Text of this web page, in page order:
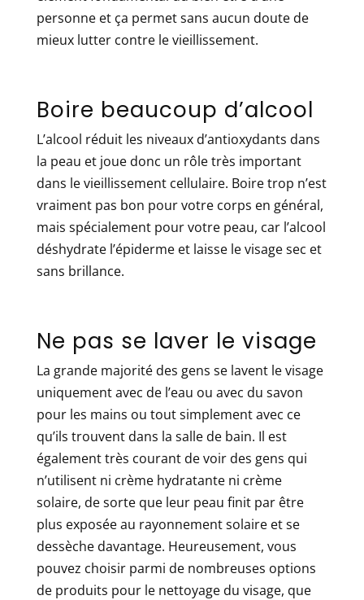
personne et ça permet sans aucun doute de
mieux lutter contre le vieillissement.
Boire beaucoup d’alcool
L’alcool réduit les niveaux d’antioxydants dans
la peau et joue donc un rôle très important
dans le vieillissement cellulaire. Boire trop n’est
vraiment pas bon pour votre corps en général,
mais spécialement pour votre peau, car l’alcool
déshydrate l’épiderme et laisse le visage sec et
sans brillance.
Ne pas se laver le visage
La grande majorité des gens se lavent le visage
uniquement avec de l’eau ou avec du savon
pour les mains ou tout simplement avec ce
qu’ils trouvent dans la salle de bain. Il est
également très courant de voir des gens qui
n’utilisent ni crème hydratante ni crème
solaire, de sorte que leur peau finit par être
plus exposée au rayonnement solaire et se
dessèche davantage. Heureusement, vous
pouvez choisir parmi de nombreuses options
de produits pour le nettoyage du visage, que